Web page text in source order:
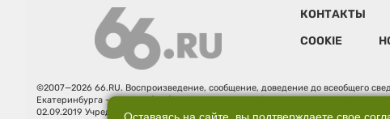
КОНТАКТЫ
COOKIE
©2007—2026 66.RU. Воспроизведение, сообщение, доведение до всеобщего
Екатеринбурга — «66.ru» (18+) зарегистрировано Федеральной службой по
02.09.2019 Учредитель: Общество с ограниченной ответственностью "66.ру".
Оставаясь на сайте, вы подтверждаете свое